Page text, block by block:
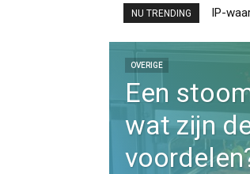
NU TRENDING
OVERIGE
Een
wat zijn